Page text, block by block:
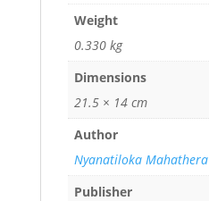
Weight
0.330 kg
Dimensions
21.5 × 14 cm
Author
Nyanatiloka Mahathera
Publisher